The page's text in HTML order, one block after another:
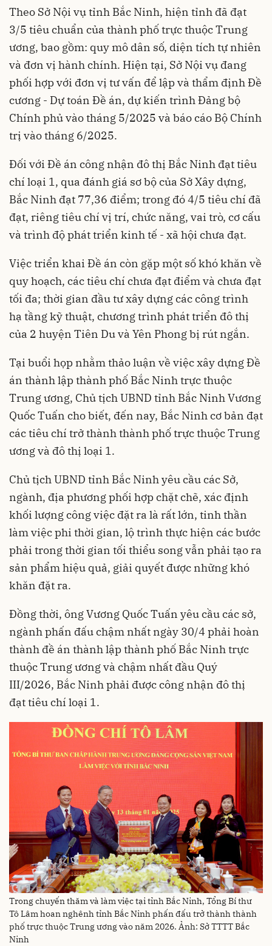
Theo Sở Nội vụ tỉnh Bắc Ninh, hiện tỉnh đã đạt
3/5 tiêu chuẩn của thành phố trực thuộc Trung
ương, bao gồm: quy mô dân số, diện tích tự nhiên
và đơn vị hành chính. Hiện tại, Sở Nội vụ đang
phối hợp với đơn vị tư vấn để lập và thẩm định Đề
cương - Dự toán Đề án, dự kiến trình Đảng bộ
Chính phủ vào tháng 5/2025 và báo cáo Bộ Chính
trị vào tháng 6/2025.
Đối với Đề án công nhận đô thị Bắc Ninh đạt tiêu
chí loại 1, qua đánh giá sơ bộ của Sở Xây dựng,
Bắc Ninh đạt 77,36 điểm; trong đó 4/5 tiêu chí đã
đạt, riêng tiêu chí vị trí, chức năng, vai trò, cơ cấu
và trình độ phát triển kinh tế - xã hội chưa đạt.
Việc triển khai Đề án còn gặp một số khó khăn về
quy hoạch, các tiêu chí chưa đạt điểm và chưa đạt
tối đa; thời gian đầu tư xây dựng các công trình
hạ tầng kỹ thuật, chương trình phát triển đô thị
của 2 huyện Tiên Du và Yên Phong bị rút ngắn.
Tại buổi họp nhằm thảo luận về việc xây dựng Đề
án thành lập thành phố Bắc Ninh trực thuộc
Trung ương, Chủ tịch UBND tỉnh Bắc Ninh Vương
Quốc Tuấn cho biết, đến nay, Bắc Ninh cơ bản đạt
các tiêu chí trở thành thành phố trực thuộc Trung
ương và đô thị loại 1.
Chủ tịch UBND tỉnh Bắc Ninh yêu cầu các Sở,
ngành, địa phương phối hợp chặt chẽ, xác định
khối lượng công việc đặt ra là rất lớn, tinh thần
làm việc phi thời gian, lộ trình thực hiện các bước
phải trong thời gian tối thiểu song vẫn phải tạo ra
sản phẩm hiệu quả, giải quyết được những khó
khăn đặt ra.
Đồng thời, ông Vương Quốc Tuấn yêu cầu các sở,
ngành phấn đấu chậm nhất ngày 30/4 phải hoàn
thành đề án thành lập thành phố Bắc Ninh trực
thuộc Trung ương và chậm nhất đầu Quý
III/2026, Bắc Ninh phải được công nhận đô thị
đạt tiêu chí loại 1.
Trong chuyến thăm và làm việc tại tỉnh Bắc Ninh, Tổng Bí thư
Tô Lâm hoan nghênh tỉnh Bắc Ninh phấn đấu trở thành thành
phố trực thuộc Trung ương vào năm 2026. Ảnh: Sở TTTT Bắc
Ninh